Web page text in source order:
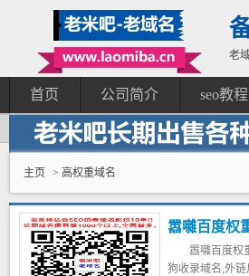
老
首页 公司简介 seo教程
主页 > 高权重域名
嚣囃百度权
高pr域名,
嚣囃百度权
狗收录域名,外链